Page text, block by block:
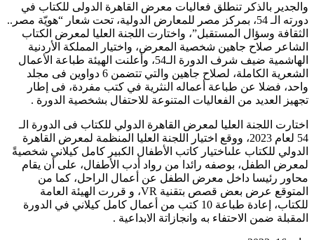
والجدير بالذكر تنطلق فعاليات معرض القاهرة الدولى للكتاب في
دورته الـ 54، بمركز مصر للمعارض الدولية، تحت شعار “هويّة مصر..
الثقافة وسؤال المستقبل”، واختارت اللجنة العليا لمعرض الكتاب
الشاعر صلاح جاهين شخصية المعرض، واختيار المملكة الأردنية
الهاشمية ضيف شرف الدورة الـ54، وأعلنت الهيئة طباعة الأعمال
الشعرية الكاملة، لصلاح جاهين والتي تتضمن 6 دواوين فى مجلد
واحد، فضلا عن طباعة أعماله النثرية في كتب مفردة، فى إطار
تجهيز العديد من الفعاليات المتنوعة للاحتفال بشخصية الدورة .
اختارت اللجنة العليا لمعرض القاهرة الدولي للكتاب فى الدورة الـ
54 لعام 2023، ووقع اختيار اللجنة العليا المنظمة لمعرض القاهرة
الدولي للكتاب علىاختيار كاتب الأطفال الكبير كامل كيلاني شخصيةً
لمعرض الطفل، بوصفه رائدا من رواد أدب الأطفال، على أن يقام
محاور رئيسا داخل معرض الطفل عن أعمال الراحل، كما من
المتوقع عرض بعض قصص بتقنية VR، و قررت الهيئة العامة
للكتاب، إعادة طباعة 10 كتب من أعمال كامل كيلاني في الدورة
المقبلة ضمن الاحتفاء به وانجازاتة الابداعية .